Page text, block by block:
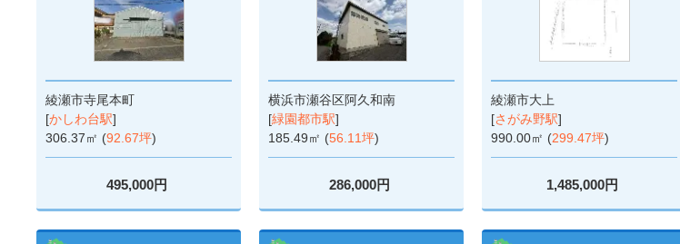
綾瀬市寺尾本町
[かしわ台駅]
306.37㎡ (92.67坪)
495,000円
横浜市瀬谷区阿久和南
[緑園都市駅]
185.49㎡ (56.11坪)
286,000円
綾瀬市大上
[さがみ野駅]
990.00㎡ (299.47坪)
1,485,000円